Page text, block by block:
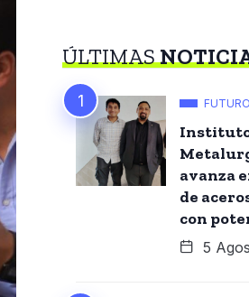
ÚLTIMAS
FUTURO
avanza
de
con
5